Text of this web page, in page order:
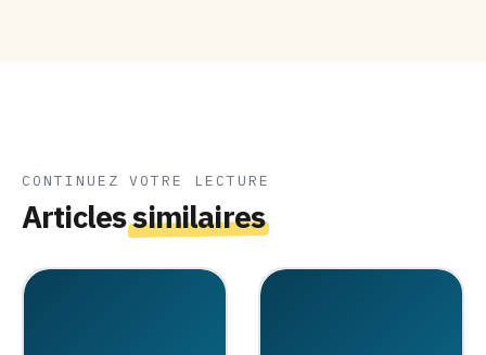
CONTINUEZ VOTRE LECTURE
Articlessimilaires